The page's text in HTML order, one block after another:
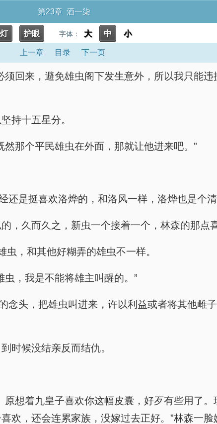
第23章 酒一柒
护眼 字体： 大 中 小
上一章 目录 下一页
回来，避免雄虫阁下发生意外，所以我只能
持十五星分。
那个平民雄虫在外面，那就让他进来吧。”
是挺喜欢洛烨的，和洛风一样，洛烨也是个清
，久而久之，新虫一个接着一个，林森的那点
，和其他好糊弄的雄虫不一样。
，我是不能将雄主叫醒的。”
念头，把雄虫叫进来，许以利益或者将其他雌
时候没结亲反而结仇。
想着九皇子喜欢你这幅皮囊，好歹有些用了
，还会连累家族，没嫁过去正好。”林森一脸